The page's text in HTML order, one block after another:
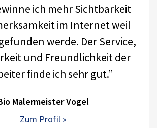
ich mehr Sichtbarkeit
im Internet weil
werde. Der Service,
und Freundlichkeit der
finde ich sehr gut.”
Malermeister Vogel
Zum Profil »